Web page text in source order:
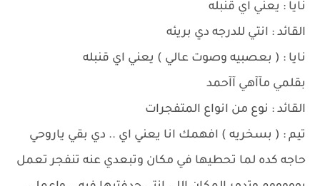
نايا : يعني اي قنبله
القائد : انتي للدرجه دي بريئه
نايا : ( بعصبيه وصوت عالي ) يعني اي قنبله
بقلمي مآآهي آآحمد
القائد : نوع من انواع المتفجرات
تيم : ( بسخريه ) افهمك انا يعني اي .. دي بقي ياروحي
حاجه كده لما تحطيها في مكان وتبعدي عنه تنفجر تعمل